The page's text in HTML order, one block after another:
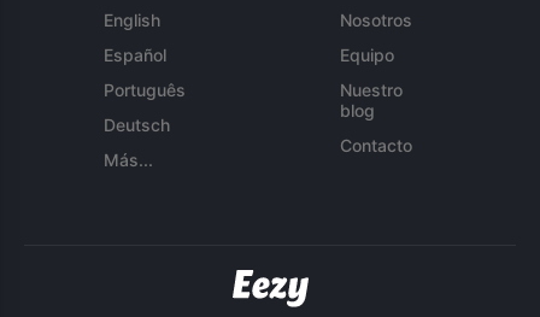
English
Español
Português
Deutsch
Más...
Nosotros
Equipo
Nuestro
blog
Contacto